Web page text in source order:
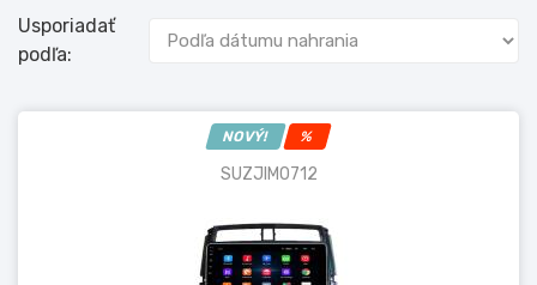
Usporiadať
podľa:
NOVÝ! %
SUZJIM0712